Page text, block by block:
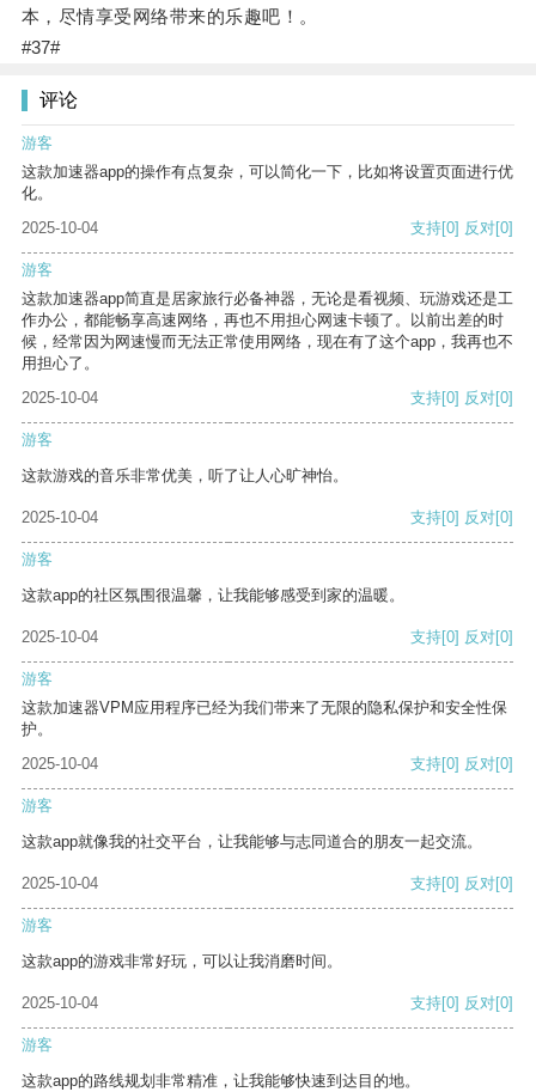
本，尽情享受网络带来的乐趣吧！。
#37#
评论
游客
这款加速器app的操作有点复杂，可以简化一下，比如将设置页面进行优
化。
2025-10-04
支持[0] 反对[0]
游客
这款加速器app简直是居家旅行必备神器，无论是看视频、玩游戏还是工
作办公，都能畅享高速网络，再也不用担心网速卡顿了。以前出差的时
候，经常因为网速慢而无法正常使用网络，现在有了这个app，我再也不
用担心了。
2025-10-04
支持[0] 反对[0]
游客
这款游戏的音乐非常优美，听了让人心旷神怡。
2025-10-04 支持[0] 反对[0]
游客
这款app的社区氛围很温馨，让我能够感受到家的温暖。
2025-10-04 支持[0] 反对[0]
游客
这款加速器VPM应用程序已经为我们带来了无限的隐私保护和安全性保
护。
2025-10-04
支持[0] 反对[0]
游客
这款app就像我的社交平台，让我能够与志同道合的朋友一起交流。
2025-10-04 支持[0] 反对[0]
游客
这款app的游戏非常好玩，可以让我消磨时间。
2025-10-04 支持[0] 反对[0]
游客
这款app的路线规划非常精准，让我能够快速到达目的地。